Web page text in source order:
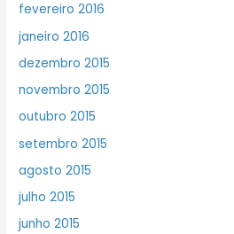
fevereiro 2016
janeiro 2016
dezembro 2015
novembro 2015
outubro 2015
setembro 2015
agosto 2015
julho 2015
junho 2015